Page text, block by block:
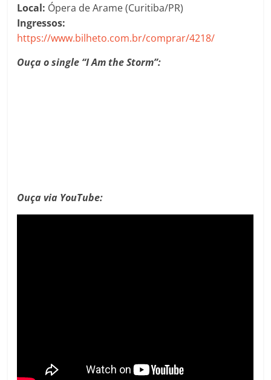
Local: Ópera de Arame (Curitiba/PR)
Ingressos:
https://www.bilheto.com.br/comprar/4218/
Ouça o single “I Am the Storm”:
Ouça via YouTube: